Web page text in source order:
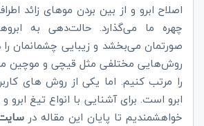
اصلاح ابرو و از بین بردن موهای زائد
چهره ما می‌گذارد. حالت‌دهی به
صورتمان می‌بخشد و زیبایی چشمانمان را
روش‌هایی مختلفی مثل قیچی و موچین
را مرتب کنیم. اما یکی از روش های
ابرو است. برای آشنایی با انواع تیغ ابرو
خواهشمندیم تا پایان این مقاله در